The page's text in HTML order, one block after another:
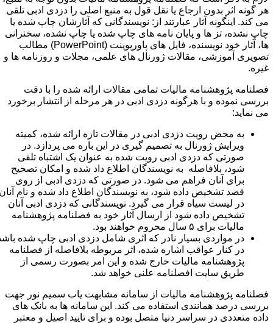
گونه اثر بدون ارجاع یا نقل قول به منبع اصلی را دزدی ادبی تلقی
کند. اینگونه آثار عبارتند از: نویسندگانی که آثارشان چاپ شده یا
نشده، تز ها و پایان نامه های چاپ شده یا چاپ نشده، سخنرانی
ها، آثار خود نویسنده، فایل های پاورپوینت (PowerPoint) مطالب
آموزشی، مقالات ژورنال های علمی، مجلات و روزنامه ها و
پژوهشنامه مالیات تمامی مقالات ارائه شده را با دقت
نموده و با هرگونه دزدی ادبی در هر مرحله از انتشار برخورد
نماید:
به محض رویت دزدی ادبی در مقالات تازه ارائه شده، کمیته
ویرایش ژورنال به تصمیم گیری در این باره می پردازد. در
صورتی که دزدی ادبی رویت شده به عنوان یک اشتباه تلقی
شود، بلافاصله به نویسندگان اطلاع داد شده و امکان تصحیح
برای آنان فراهم می شود. در صورتی که دزدی ادبی از روی
قصد تشخیص داده شود، به نویسندگان اطلاع داد شده و نام آنان
در لیست سیاه قرار می گیرد. نویسندگانی که دزدی ادبی آنان
تشخیص داده شود از ارسال آثار خود به فصلنامه پژوهشنامه
مالیات برای ۵ سال محروم خواهند بود.
در مواردی بسیار نادر که اثری شامل دزدی ادبی چاپ شده باشد
در کنار عواقب اشاره شده، اثر مربوطه بلافاصله از فصلنامه
پژوهشنامه مالیات خارج شده و این امر بصورت رسمی از
طریق سایت افصلنامه علنی خواهد شد.
پژوهشنامه مالیات از سامانه مشابهت یاب سمیم نور جهت
درصد همانندی استفاده می کند. این سامانه ها به بانک های
متعددی در سراسر دنیا متصل بوده و برای تایید اصیل و معتبر